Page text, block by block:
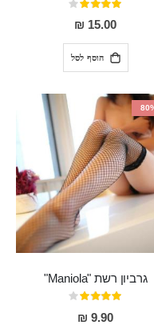
דירוג:
80%
15.00 ₪
הוסף לסל
גרביון רשת "Maniola"
דירוג:
80%
9.90 ₪